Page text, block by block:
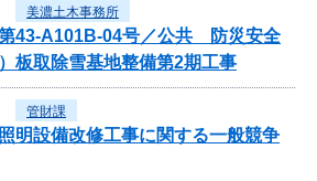
美濃土木事務所
第43-A101B-04号／公共 防災安全
板取除雪基地整備第2期工事
管財課
明設備改修工事に関する一般競争